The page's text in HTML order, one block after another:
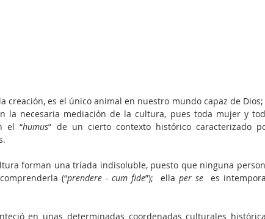
creación, es el único animal en nuestro mundo capaz de Dios;
la necesaria mediación de la cultura, pues toda mujer y
el “humus” de un cierto contexto histórico caracterizado
forman una tríada indisoluble, puesto que ninguna
(“prendere - cum fide”);  ella per se
es
en unas determinadas coordenadas culturales